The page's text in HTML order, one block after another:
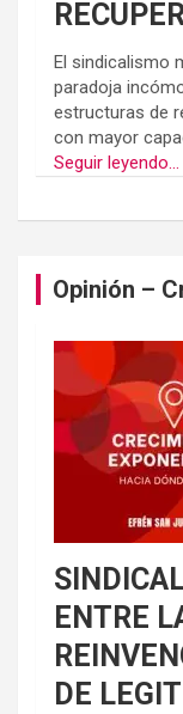
El sindicalismo
paradoja
estructuras de
con mayor
Seguir leyendo...
Opinión –
ENTRE
DE